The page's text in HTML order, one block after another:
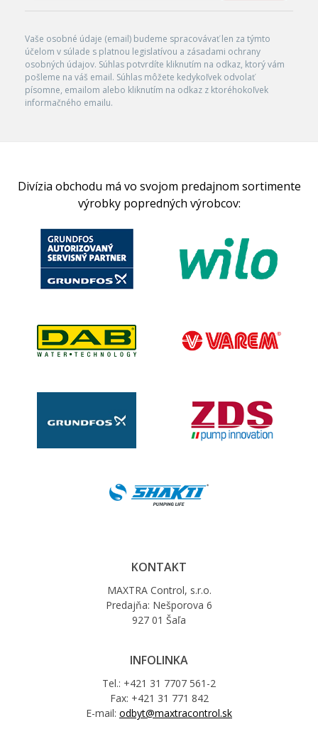
Vaše osobné údaje (email) budeme spracovávať len za týmto
účelom v súlade s platnou legislatívou a zásadami ochrany
osobných údajov. Súhlas potvrdíte kliknutím na odkaz, ktorý vám
pošleme na váš email. Súhlas môžete kedykoľvek odvolať
písomne, emailom alebo kliknutím na odkaz z ktoréhokoľvek
informačného emailu.
Divízia obchodu má vo svojom predajnom sortimente
výrobky popredných výrobcov:
KONTAKT
MAXTRA Control, s.r.o.
Predajňa: Nešporova 6
927 01 Šaľa
INFOLINKA
Tel.: +421 31 7707 561-2
Fax: +421 31 771 842
E-mail: odbyt@maxtracontrol.sk